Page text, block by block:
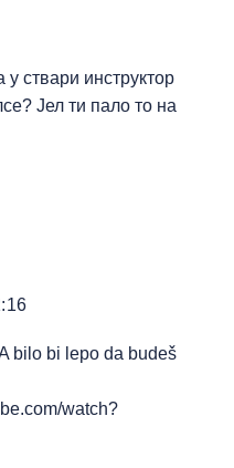
у ствари инструктор
Јел ти пало то на
bilo bi lepo da budeš
watch?